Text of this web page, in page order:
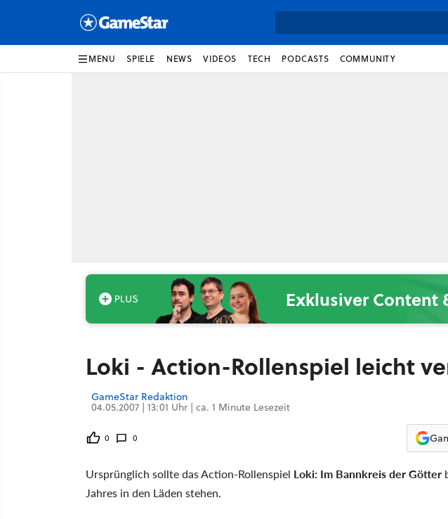
MENU SPIELE NEWS VIDEOS TECH PODCASTS COMMUNITY
Exklusiver Content
Loki - Action-Rollenspiel leicht
GameStar Redaktion
04.05.2007 | 13:01 Uhr | ca. 1 Minute Lesezeit
0 0
Ursprünglich sollte das Action-Rollenspiel Loki: Im Bannkreis der Götter
Jahres in den Läden stehen.